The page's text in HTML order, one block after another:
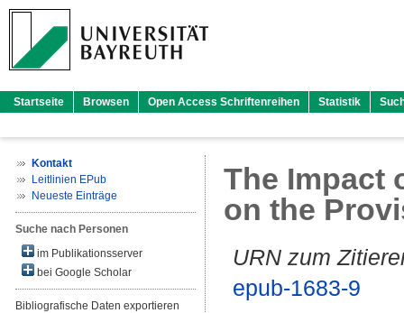
Startseite Browsen Open Access Schriftenreihen Statistik
Kontakt
Leitlinien EPub
Neueste Einträge
Suche nach Personen
im Publikationsserver
bei Google Scholar
Bibliografische Daten exportieren
The Impact
on the
URN zum
epub-1683-9